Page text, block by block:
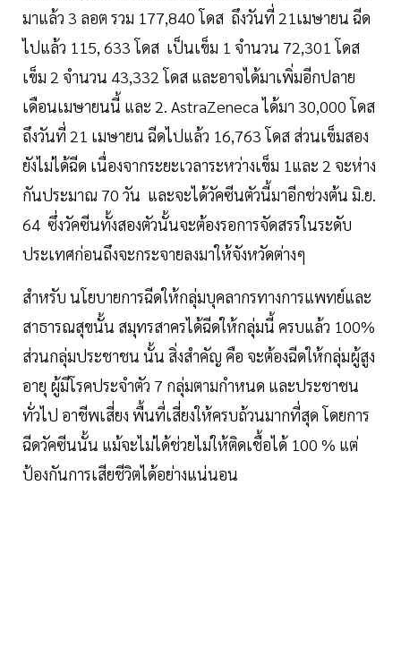
มาแล้ว 3 ลอต รวม 177,840 โดส ถึงวันที่ 21เมษายน ฉีด
ไปแล้ว 115, 633 โดส เป็นเข็ม 1 จำนวน 72,301 โดส
เข็ม 2 จำนวน 43,332 โดส และอาจได้มาเพิ่มอีกปลาย
เดือนเมษายนนี้ และ 2. AstraZeneca ได้มา 30,000 โดส
ถึงวันที่ 21 เมษายน ฉีดไปแล้ว 16,763 โดส ส่วนเข็มสอง
ยังไม่ได้ฉีด เนื่องจากระยะเวลาระหว่างเข็ม 1และ 2 จะห่าง
กันประมาณ 70 วัน และจะได้วัคซีนตัวนี้มาอีกช่วงต้น มิ.ย.
64 ซึ่งวัคซีนทั้งสองตัวนั้นจะต้องรอการจัดสรรในระดับ
ประเทศก่อนถึงจะกระจายลงมาให้จังหวัดต่างๆ
สำหรับ นโยบายการฉีดให้กลุ่มบุคลากรทางการแพทย์และ
สาธารณสุขนั้น สมุทรสาครได้ฉีดให้กลุ่มนี้ ครบแล้ว 100%
ส่วนกลุ่มประชาชน นั้น สิ่งสำคัญ คือ จะต้องฉีดให้กลุ่มผู้สูง
อายุ ผู้มีโรคประจำตัว 7 กลุ่มตามกำหนด และประชาชน
ทั่วไป อาชีพเสี่ยง พื้นที่เสี่ยงให้ครบถ้วนมากที่สุด โดยการ
ฉีดวัคซีนนั้น แม้จะไม่ได้ช่วยไม่ให้ติดเชื้อได้ 100 % แต่
ป้องกันการเสียชีวิตได้อย่างแน่นอน